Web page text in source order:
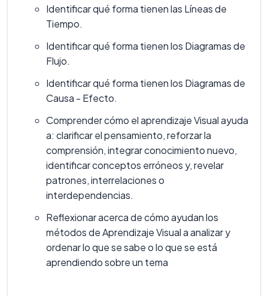
Identificar qué forma tienen las Líneas de
Tiempo.
Identificar qué forma tienen los Diagramas de
Flujo.
Identificar qué forma tienen los Diagramas de
Causa - Efecto.
Comprender cómo el aprendizaje Visual ayuda
a: clarificar el pensamiento, reforzar la
comprensión, integrar conocimiento nuevo,
identificar conceptos erróneos y, revelar
patrones, interrelaciones o
interdependencias.
Reflexionar acerca de cómo ayudan los
métodos de Aprendizaje Visual a analizar y
ordenar lo que se sabe o lo que se está
aprendiendo sobre un tema